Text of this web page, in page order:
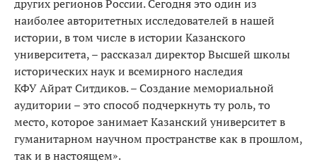
других регионов России. Сегодня это один из
наиболее авторитетных исследователей в нашей
истории, в том числе в истории Казанского
университета, – рассказал директор Высшей школы
исторических наук и всемирного наследия
КФУ Айрат Ситдиков. – Создание мемориальной
аудитории – это способ подчеркнуть ту роль, то
место, которое занимает Казанский университет в
гуманитарном научном пространстве как в прошлом,
так и в настоящем».